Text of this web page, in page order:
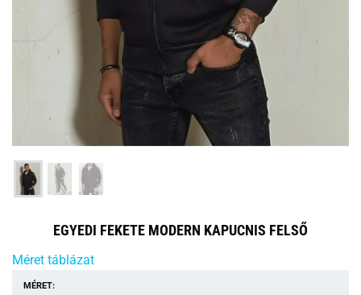
EGYEDI FEKETE MODERN KAPUCNIS FELSŐ
Méret táblázat
MÉRET: